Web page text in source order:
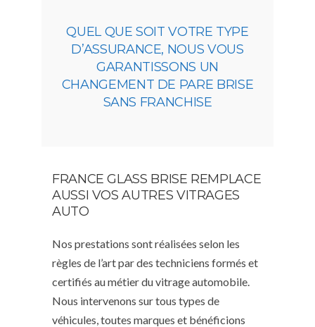
QUEL QUE SOIT VOTRE TYPE
D’ASSURANCE, NOUS VOUS
GARANTISSONS UN
CHANGEMENT DE PARE BRISE
SANS FRANCHISE
FRANCE GLASS BRISE REMPLACE
AUSSI VOS AUTRES VITRAGES
AUTO
Nos prestations sont réalisées selon les
règles de l’art par des techniciens formés et
certifiés au métier du vitrage automobile.
Nous intervenons sur tous types de
véhicules, toutes marques et bénéficions